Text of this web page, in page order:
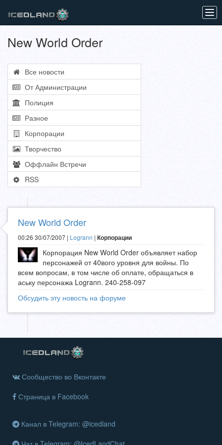
New World Order
Все новости
От Администрации
Полиция
Разное
Корпорации
Творчество
Оффлайн Встречи
RSS
New World Order
00:26 30/07/2007 | Logrann | Корпорации
Корпорация New World Order объявляет набор
персонажей от 40вого уровня для войны. По
всем вопросам, в том числе об оплате, обращаться в
аську персонажа Logrann. 240-258-097
Обсудить эту новость на форуме
Сообщество во Вконтакте
Страница в Facebook
Канал в Telegram: @icedland